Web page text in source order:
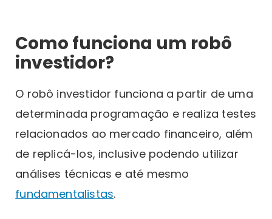
Como funciona um robô
investidor?
O robô investidor funciona a partir de uma
determinada programação e realiza testes
relacionados ao mercado financeiro, além
de replicá-los, inclusive podendo utilizar
análises técnicas e até mesmo
fundamentalistas.